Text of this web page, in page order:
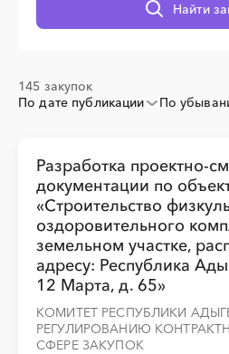
Найти
145 закупок
По дате публикации
По
Разработка проектно-
документации по
«Строительство
оздоровительного
земельном участке,
адресу: Республика
12 Марта, д. 65»
КОМИТЕТ РЕСПУБЛИКИ
РЕГУЛИРОВАНИЮ
СФЕРЕ ЗАКУПОК
░░ ░░░░
░
░
░
░
░
░
░
░
░
░
░
░
░